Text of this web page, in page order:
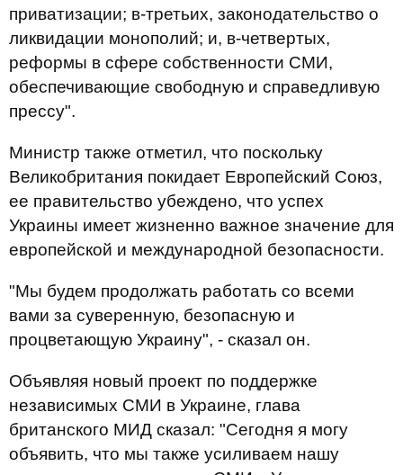
приватизации; в-третьих, законодательство о
ликвидации монополий; и, в-четвертых,
реформы в сфере собственности СМИ,
обеспечивающие свободную и справедливую
прессу".
Министр также отметил, что поскольку
Великобритания покидает Европейский Союз,
ее правительство убеждено, что успех
Украины имеет жизненно важное значение для
европейской и международной безопасности.
"Мы будем продолжать работать со всеми
вами за суверенную, безопасную и
процветающую Украину", - сказал он.
Объявляя новый проект по поддержке
независимых СМИ в Украине, глава
британского МИД сказал: "Сегодня я могу
объявить, что мы также усиливаем нашу